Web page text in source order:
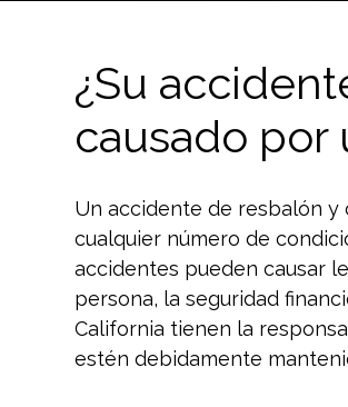
¿Su
causado por
Un accidente de resbalón y
cualquier número de
accidentes pueden causar
persona, la seguridad
California tienen la
estén debidamente